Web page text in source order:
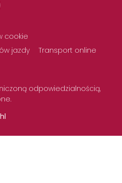
cookie
jazdy
Transport online
odpowiedzialnością,